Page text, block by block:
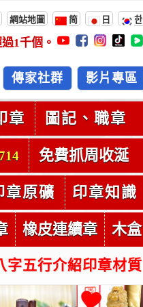
網站地圖 简 日 한
1千個。
傳家社群 影片專區
章 圖記、職章
免費抓周收涎
章原礦 印章知識
橡皮連續章 木盒
字五行介紹印章材質